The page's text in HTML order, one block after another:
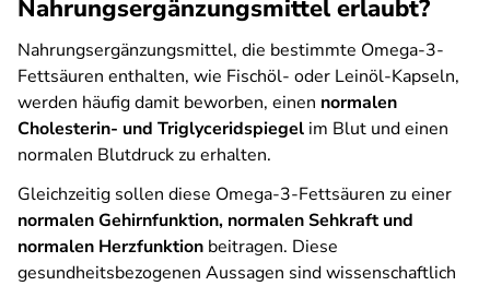
Nahrungsergänzungsmittel erlaubt?
Nahrungsergänzungsmittel, die bestimmte Omega-3-
Fettsäuren enthalten, wie Fischöl- oder Leinöl-Kapseln,
werden häufig damit beworben, einen normalen
Cholesterin- und Triglyceridspiegel im Blut und einen
normalen Blutdruck zu erhalten.
Gleichzeitig sollen diese Omega-3-Fettsäuren zu einer
normalen Gehirnfunktion, normalen Sehkraft und
normalen Herzfunktion beitragen. Diese
gesundheitsbezogenen Aussagen sind wissenschaftlich